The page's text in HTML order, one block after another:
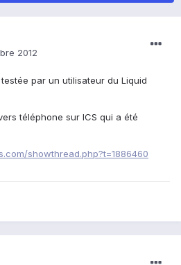
2012
par un utilisateur du Liquid
téléphone sur ICS qui a été
showthread.php?t=1886460